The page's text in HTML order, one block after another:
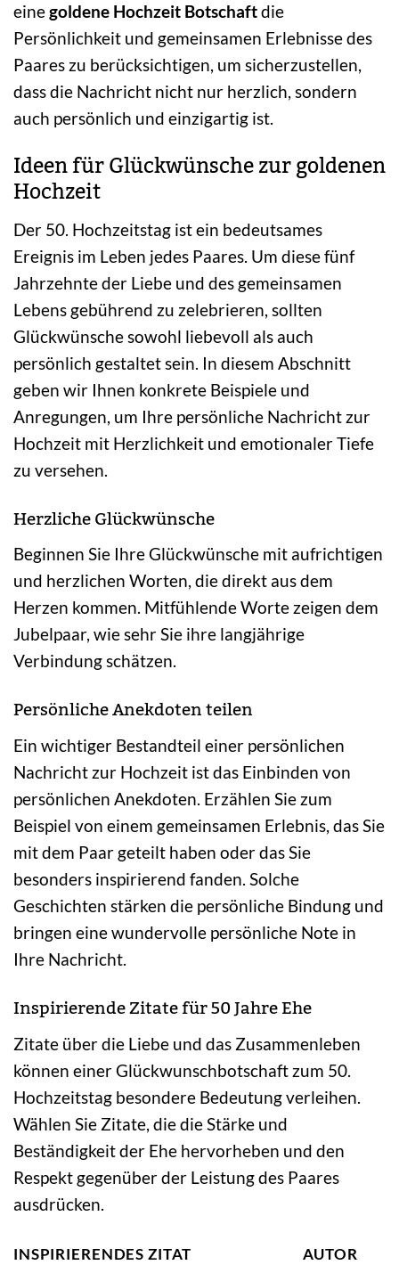
einegoldene Hochzeit Botschaftdie
Persönlichkeit und gemeinsamen Erlebnisse des
Paares zu berücksichtigen, um sicherzustellen,
dass die Nachricht nicht nur herzlich, sondern
auch persönlich und einzigartig ist.
Ideen für Glückwünsche zur goldenen
Hochzeit
Der 50. Hochzeitstag ist ein bedeutsames
Ereignis im Leben jedes Paares. Um diese fünf
Jahrzehnte der Liebe und des gemeinsamen
Lebens gebührend zu zelebrieren, sollten
Glückwünsche sowohl liebevoll als auch
persönlich gestaltet sein. In diesem Abschnitt
geben wir Ihnen konkrete Beispiele und
Anregungen, um Ihre persönliche Nachricht zur
Hochzeit mit Herzlichkeit und emotionaler Tiefe
zu versehen.
Herzliche Glückwünsche
Beginnen Sie Ihre Glückwünsche mit aufrichtigen
und herzlichen Worten, die direkt aus dem
Herzen kommen. Mitfühlende Worte zeigen dem
Jubelpaar, wie sehr Sie ihre langjährige
Verbindung schätzen.
Persönliche Anekdoten teilen
Ein wichtiger Bestandteil einer persönlichen
Nachricht zur Hochzeit ist das Einbinden von
persönlichen Anekdoten. Erzählen Sie zum
Beispiel von einem gemeinsamen Erlebnis, das Sie
mit dem Paar geteilt haben oder das Sie
besonders inspirierend fanden. Solche
Geschichten stärken die persönliche Bindung und
bringen eine wundervolle persönliche Note in
Ihre Nachricht.
Inspirierende Zitate für 50 Jahre Ehe
Zitate über die Liebe und das Zusammenleben
können einer Glückwunschbotschaft zum 50.
Hochzeitstag besondere Bedeutung verleihen.
Wählen Sie Zitate, die die Stärke und
Beständigkeit der Ehe hervorheben und den
Respekt gegenüber der Leistung des Paares
ausdrücken.
INSPIRIERENDES ZITAT
AUTOR